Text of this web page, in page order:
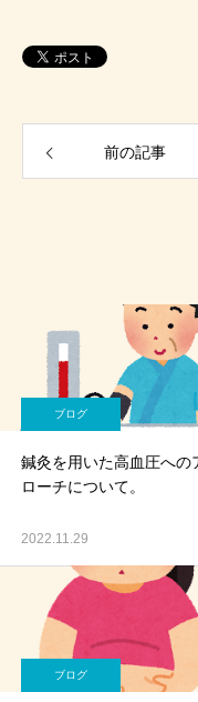
前の記事
ブログ
鍼灸を用いた高血圧への
ローチについて。
2022.11.29
ブログ